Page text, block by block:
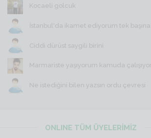
Kocaeli golcuk
İstanbul'da ikamet ediyorum tek başına
Ciddi dürüst saygili birini
Marmariste yaşıyorum kamuda
Ne istediğini bilen yazsın ordu çevresi
ONLINE TÜM ÜYELERİMİZ